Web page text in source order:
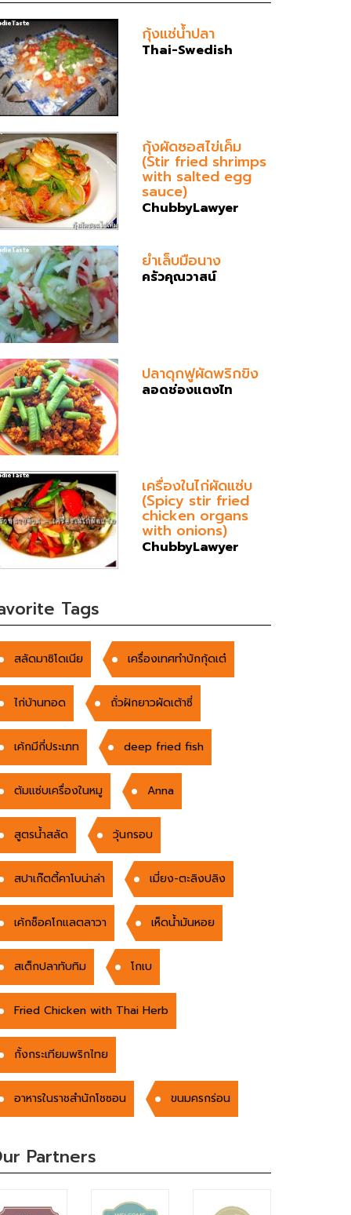
กุ้งแช่น้ำปลา
Thai-Swedish
กุ้งผัดซอสไข่เค็ม
(Stir fried shrimps
with salted egg
sauce)
ChubbyLawyer
ยำเล็บมือนาง
ครัวคุณวาสน์
ปลาดุกฟูผัดพริกขิง
ลอดช่องแตงไท
เครื่องในไก่ผัดแซ่บ
(Spicy stir fried
chicken organs
with onions)
ChubbyLawyer
Tags
สลัดมาซิโดเนีย เครื่องเทศทำบักกุ้ดเต๋
ไก่บ้านทอด ถั่วฝักยาวผัดเต้าซี่
เค้กมีกี่ประเภท deep fried fish
ต้มแซ่บเครื่องในหมู Anna
สูตรน้ำสลัด วุ้นกรอบ
สปาเก๊ตตี้คาโบน่าล่า เมี่ยง-ตะลิงปลิง
เค้กช็อคโกแลตลาวา เห็ดน้ำมันหอย
สเต็กปลาทับทิม โกเบ
Fried Chicken with Thai Herb
กั้งกระเทียมพริกไทย
อาหารในราชสำนักโชซอน ขนมครกร่อน
Partners